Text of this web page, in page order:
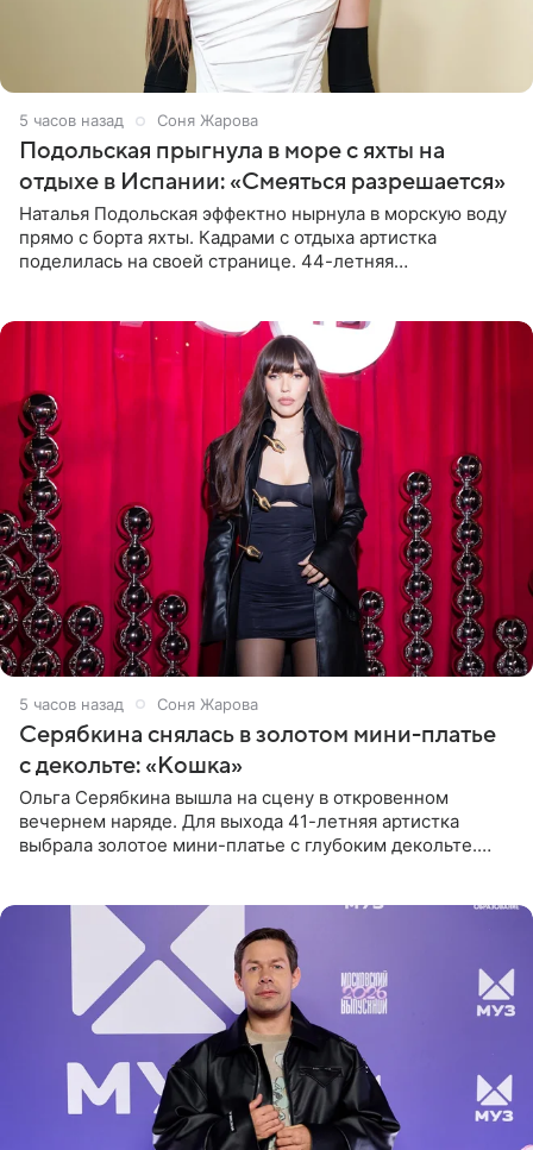
5 часов назад Соня Жарова
Подольская прыгнула в море с яхты на
отдыхе в Испании: «Смеяться разрешается»
Наталья Подольская эффектно нырнула в морскую воду
прямо с борта яхты. Кадрами с отдыха артистка
поделилась на своей странице. 44-летняя
5 часов назад Соня Жарова
Серябкина снялась в золотом мини-платье
с декольте: «Кошка»
Ольга Серябкина вышла на сцену в откровенном
вечернем наряде. Для выхода 41-летняя артистка
выбрала золотое мини-платье с глубоким декольте.